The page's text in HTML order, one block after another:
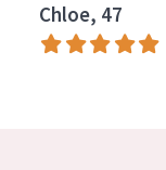
Essentials
Lift+
Chloe, 47